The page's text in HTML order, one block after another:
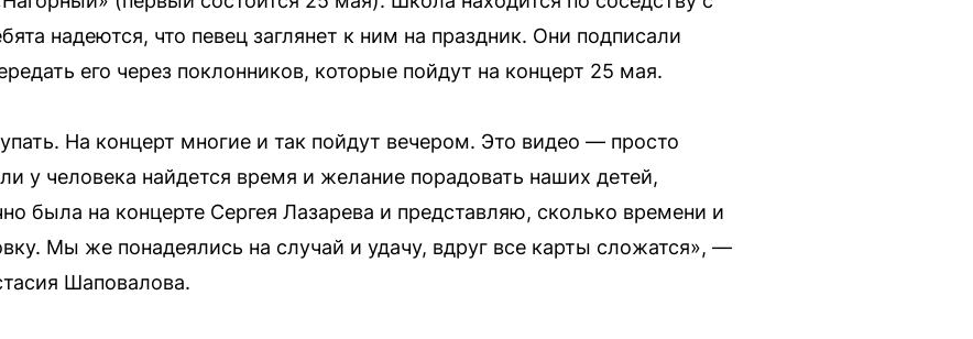
надеются, что певец заглянет к ним на праздник. Они подписали
его через поклонников, которые пойдут на концерт 25 мая.
На концерт многие и так пойдут вечером. Это видео — просто
у человека найдется время и желание порадовать наших детей,
была на концерте Сергея Лазарева и представляю, сколько времени и
Мы же понадеялись на случай и удачу, вдруг все карты сложатся», —
Шаповалова.